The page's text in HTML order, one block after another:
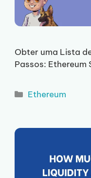
Obter uma Lista
Passos: Ethereum
Categorias
Ethereum